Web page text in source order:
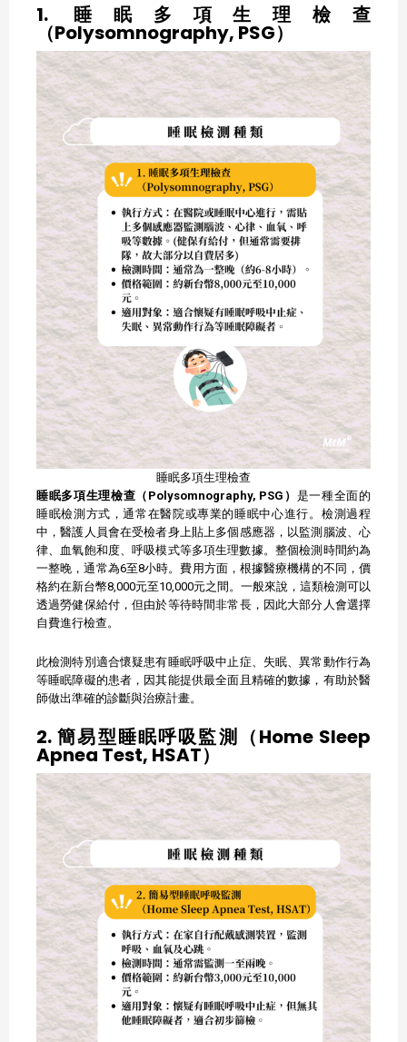
1. 睡眠多項生理檢查
（Polysomnography, PSG）
睡眠多項生理檢查
睡眠多項生理檢查（Polysomnography, PSG） 是一種全面的
睡眠檢測方式，通常在醫院或專業的睡眠中心進行。​檢測過程
中，醫護人員會在受檢者身上貼上多個感應器，以監測腦波、心
律、血氧飽和度、呼吸模式等多項生理數據。​整個檢測時間約為
一整晚，通常為6至8小時。​費用方面，根據醫療機構的不同，價
格約在新台幣8,000元至10,000元之間。一般來說，這類檢測可以
透過勞健保給付，但由於等待時間非常長，因此大部分人會選擇
自費進行檢查。
此檢測特別適合懷疑患有睡眠呼吸中止症、失眠、異常動作行為
等睡眠障礙的患者，因其能提供最全面且精確的數據，有助於醫
師做出準確的診斷與治療計畫。
2. 簡易型睡眠呼吸監測（Home Sleep
Apnea Test, HSAT）